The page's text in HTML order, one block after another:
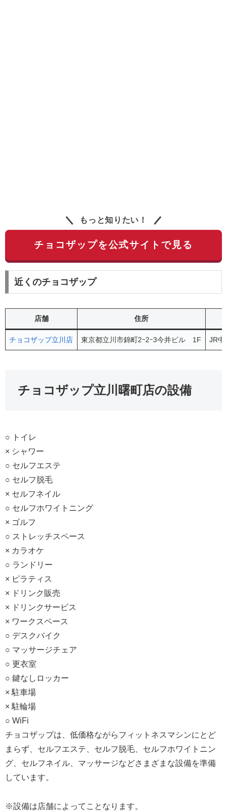
もっと知りたい！
チョコザップを公式サイトで見る
近くのチョコザップ
店舗 住所
チョコザップ立川店 東京都立川市錦町2ｰ2ｰ3今井ビル 1F JR
チョコザップ立川曙町店の設備
○ トイレ
× シャワー
○ セルフエステ
○ セルフ脱毛
× セルフネイル
○ セルフホワイトニング
× ゴルフ
○ ストレッチスペース
× カラオケ
○ ランドリー
× ピラティス
× ドリンク販売
× ドリンクサービス
× ワークスペース
○ デスクバイク
○ マッサージチェア
○ 更衣室
○ 鍵なしロッカー
× 駐車場
× 駐輪場
○ WiFi
チョコザップは、低価格ながらフィットネスマシンにとど
まらず、セルフエステ、セルフ脱毛、セルフホワイトニン
グ、セルフネイル、マッサージなどさまざまな設備を準備
しています。
※設備は店舗によってことなります。